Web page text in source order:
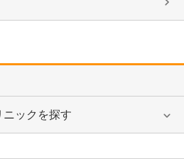
ックを探す